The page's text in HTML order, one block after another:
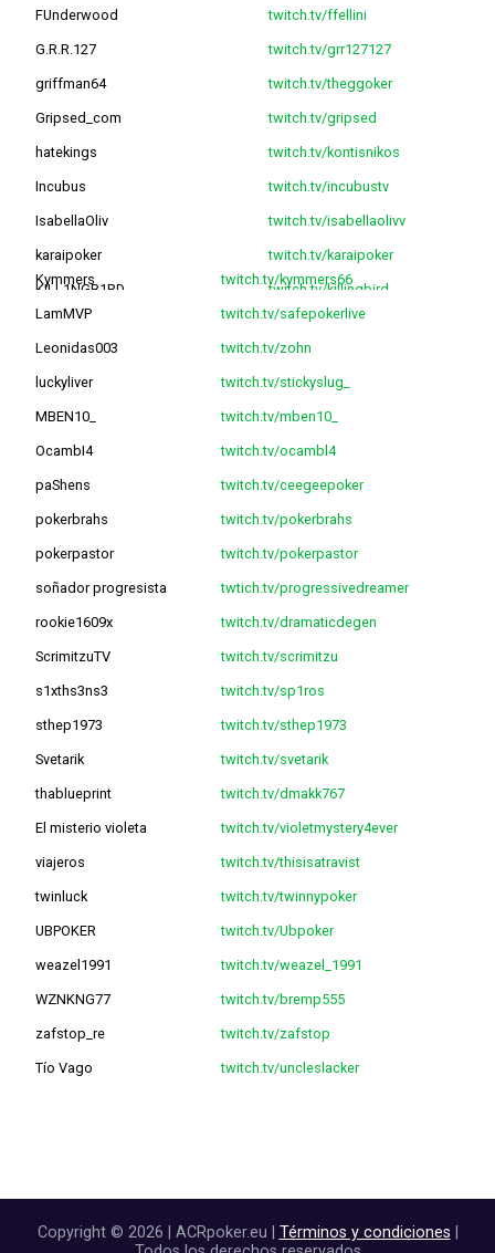
FUnderwood twitch.tv/ffellini
G.R.R.127 twitch.tv/grr127127
griffman64 twitch.tv/theggoker
Gripsed_com twitch.tv/gripsed
hatekings twitch.tv/kontisnikos
Incubus twitch.tv/incubustv
IsabellaOliv twitch.tv/isabellaolivv
karaipoker twitch.tv/karaipoker
KILL1NGB1RD twitch.tv/killingbird
Karen_chess twitch.tv/itsbenandkaren
Kymmers twitch.tv/kymmers66
LamMVP twitch.tv/safepokerlive
Leonidas003 twitch.tv/zohn
luckyliver twitch.tv/stickyslug_
MBEN10_ twitch.tv/mben10_
OcambI4 twitch.tv/ocambl4
paShens twitch.tv/ceegeepoker
pokerbrahs twitch.tv/pokerbrahs
pokerpastor twitch.tv/pokerpastor
soñador progresista twtich.tv/progressivedreamer
rookie1609x twitch.tv/dramaticdegen
ScrimitzuTV twitch.tv/scrimitzu
s1xths3ns3 twitch.tv/sp1ros
sthep1973 twitch.tv/sthep1973
Svetarik twitch.tv/svetarik
thablueprint twitch.tv/dmakk767
El misterio violeta twitch.tv/violetmystery4ever
viajeros twitch.tv/thisisatravist
twinluck twitch.tv/twinnypoker
UBPOKER twitch.tv/Ubpoker
weazel1991 twitch.tv/weazel_1991
WZNKNG77 twitch.tv/bremp555
zafstop_re twitch.tv/zafstop
Tío Vago twitch.tv/uncleslacker
Copyright © 2026 | ACRpoker.eu | Términos y condiciones